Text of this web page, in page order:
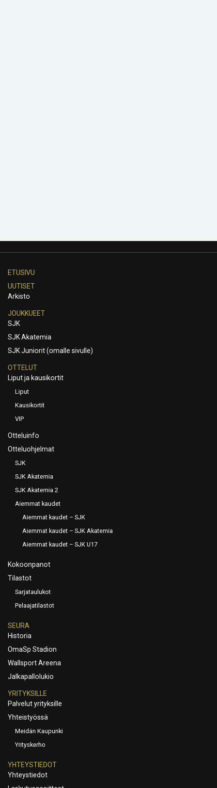
ETUSIVU
UUTISET
Arkisto
JOUKKUEET
SJK
SJK Akatemia
SJK Juniorit (omalle sivulle)
OTTELUT
Liput ja kausikortit
Liput
Kausikortit
VIP
Otteluinfo
Otteluohjelmat
SJK
SJK Akatemia
SJK Akatemia 2
Aiemmat kaudet
Aiemmat kaudet – SJK
Aiemmat kaudet – SJK Akatemia
Aiemmat kaudet – SJK U17
Kokoonpanot
Tilastot
Sarjataulukot
Pelaajatilastot
SEURA
Historia
OmaSp Stadion
Wallsport Areena
Jalkapallolukio
YRITYKSILLE
Palvelut yrityksille
Yhteistyössä
Meidän Kaupunki
Yrityskerho
YHTEYSTIEDOT
Yhteystiedot